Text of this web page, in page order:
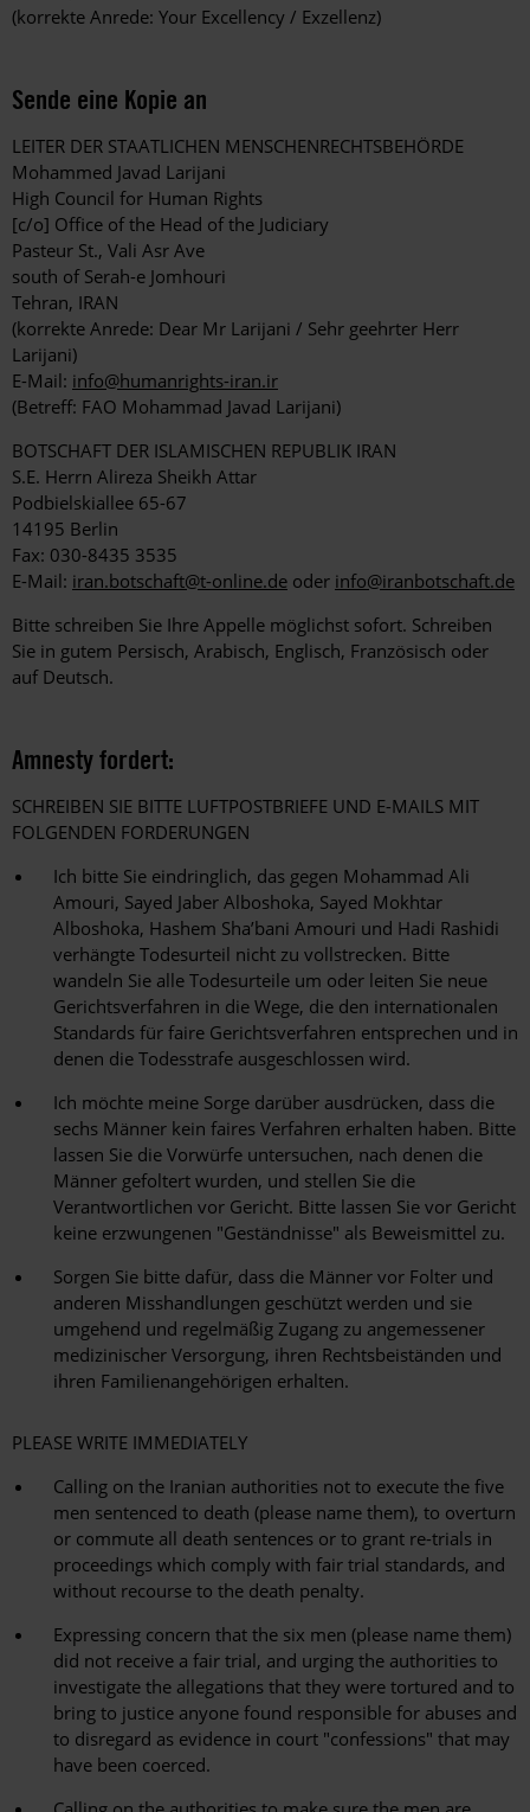
(korrekte Anrede: Your Excellency / Exzellenz)
Sende eine Kopie an
LEITER DER STAATLICHEN MENSCHENRECHTSBEHÖRDE
Mohammed Javad Larijani
High Council for Human Rights
[c/o] Office of the Head of the Judiciary
Pasteur St., Vali Asr Ave
south of Serah-e Jomhouri
Tehran, IRAN
(korrekte Anrede: Dear Mr Larijani / Sehr geehrter Herr
Larijani)
E-Mail: info@humanrights-iran.ir
(Betreff: FAO Mohammad Javad Larijani)
BOTSCHAFT DER ISLAMISCHEN REPUBLIK IRAN
S.E. Herrn Alireza Sheikh Attar
Podbielskiallee 65-67
14195 Berlin
Fax: 030-8435 3535
E-Mail: iran.botschaft@t-online.de oder info@iranbotschaft.de
Bitte schreiben Sie Ihre Appelle möglichst sofort. Schreiben
Sie in gutem Persisch, Arabisch, Englisch, Französisch oder
auf Deutsch.
Amnesty fordert:
SCHREIBEN SIE BITTE LUFTPOSTBRIEFE UND E-MAILS MIT
FOLGENDEN FORDERUNGEN
Ich bitte Sie eindringlich, das gegen Mohammad Ali
Amouri, Sayed Jaber Alboshoka, Sayed Mokhtar
Alboshoka, Hashem Sha’bani Amouri und Hadi Rashidi
verhängte Todesurteil nicht zu vollstrecken. Bitte
wandeln Sie alle Todesurteile um oder leiten Sie neue
Gerichtsverfahren in die Wege, die den internationalen
Standards für faire Gerichtsverfahren entsprechen und in
denen die Todesstrafe ausgeschlossen wird.
Ich möchte meine Sorge darüber ausdrücken, dass die
sechs Männer kein faires Verfahren erhalten haben. Bitte
lassen Sie die Vorwürfe untersuchen, nach denen die
Männer gefoltert wurden, und stellen Sie die
Verantwortlichen vor Gericht. Bitte lassen Sie vor Gericht
keine erzwungenen "Geständnisse" als Beweismittel zu.
Sorgen Sie bitte dafür, dass die Männer vor Folter und
anderen Misshandlungen geschützt werden und sie
umgehend und regelmäßig Zugang zu angemessener
medizinischer Versorgung, ihren Rechtsbeiständen und
ihren Familienangehörigen erhalten.
PLEASE WRITE IMMEDIATELY
Calling on the Iranian authorities not to execute the five
men sentenced to death (please name them), to overturn
or commute all death sentences or to grant re-trials in
proceedings which comply with fair trial standards, and
without recourse to the death penalty.
Expressing concern that the six men (please name them)
did not receive a fair trial, and urging the authorities to
investigate the allegations that they were tortured and to
bring to justice anyone found responsible for abuses and
to disregard as evidence in court "confessions" that may
have been coerced.